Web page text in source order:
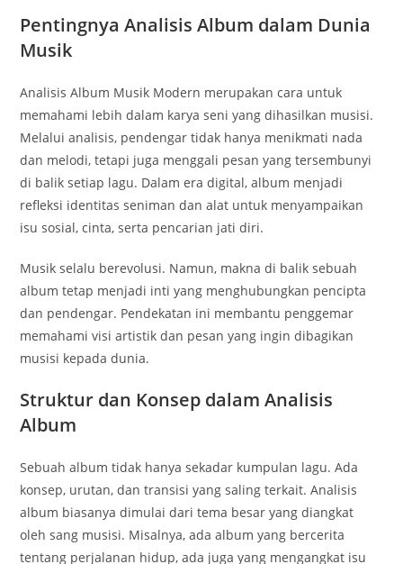
Pentingnya Analisis Album dalam Dunia
Musik
Analisis Album Musik Modern merupakan cara untuk
memahami lebih dalam karya seni yang dihasilkan musisi.
Melalui analisis, pendengar tidak hanya menikmati nada
dan melodi, tetapi juga menggali pesan yang tersembunyi
di balik setiap lagu. Dalam era digital, album menjadi
refleksi identitas seniman dan alat untuk menyampaikan
isu sosial, cinta, serta pencarian jati diri.
Musik selalu berevolusi. Namun, makna di balik sebuah
album tetap menjadi inti yang menghubungkan pencipta
dan pendengar. Pendekatan ini membantu penggemar
memahami visi artistik dan pesan yang ingin dibagikan
musisi kepada dunia.
Struktur dan Konsep dalam Analisis
Album
Sebuah album tidak hanya sekadar kumpulan lagu. Ada
konsep, urutan, dan transisi yang saling terkait. Analisis
album biasanya dimulai dari tema besar yang diangkat
oleh sang musisi. Misalnya, ada album yang bercerita
tentang perjalanan hidup, ada juga yang mengangkat isu